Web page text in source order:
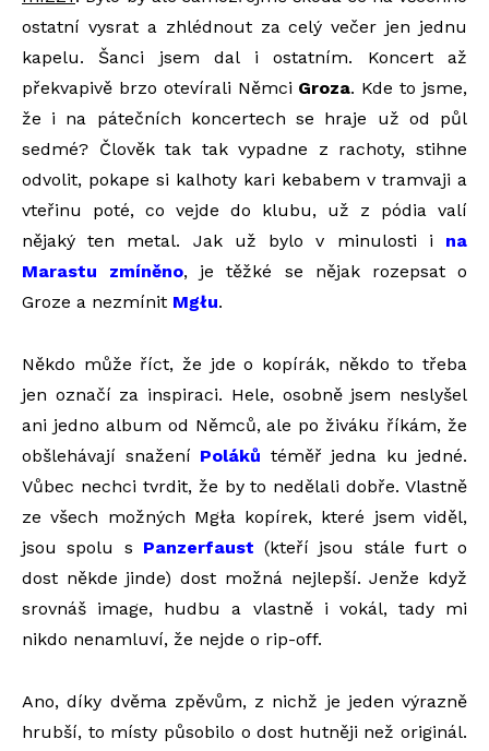
ostatní vysrat a zhlédnout za celý večer jen jednu
kapelu. Šanci jsem dal i ostatním. Koncert až
překvapivě brzo otevírali Němci Groza. Kde to jsme,
že i na pátečních koncertech se hraje už od půl
sedmé? Člověk tak tak vypadne z rachoty, stihne
odvolit, pokape si kalhoty kari kebabem v tramvaji a
vteřinu poté, co vejde do klubu, už z pódia valí
nějaký ten metal. Jak už bylo v minulosti i na
Marastu zmíněno, je těžké se nějak rozepsat o
Groze a nezmínit Mgłu.
Někdo může říct, že jde o kopírák, někdo to třeba
jen označí za inspiraci. Hele, osobně jsem neslyšel
ani jedno album od Němců, ale po živáku říkám, že
obšlehávají snažení Poláků téměř jedna ku jedné.
Vůbec nechci tvrdit, že by to nedělali dobře. Vlastně
ze všech možných Mgła kopírek, které jsem viděl,
jsou spolu s Panzerfaust (kteří jsou stále furt o
dost někde jinde) dost možná nejlepší. Jenže když
srovnáš image, hudbu a vlastně i vokál, tady mi
nikdo nenamluví, že nejde o rip-off.
Ano, díky dvěma zpěvům, z nichž je jeden výrazně
hrubší, to místy působilo o dost hutněji než originál.